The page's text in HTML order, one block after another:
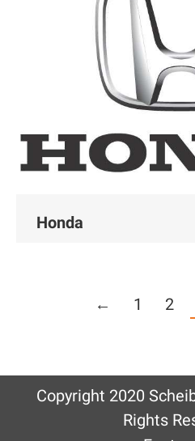
Honda
← 1 2
Copyright 2020
Rights